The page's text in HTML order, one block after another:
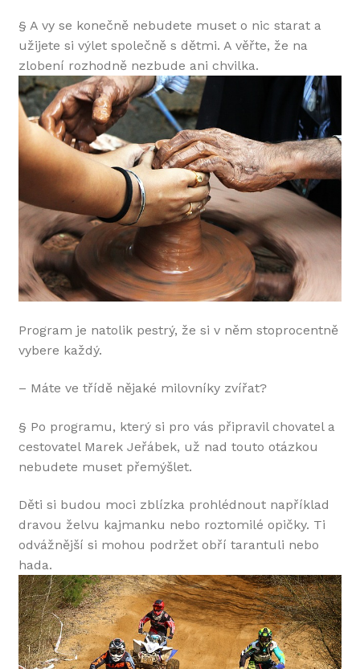
§ A vy se konečně nebudete muset o nic starat a
užijete si výlet společně s dětmi. A věřte, že na
zlobení rozhodně nezbude ani chvilka.
Program je natolik pestrý, že si v něm stoprocentně
vybere každý.
– Máte ve třídě nějaké milovníky zvířat?
§ Po programu, který si pro vás připravil chovatel a
cestovatel Marek Jeřábek, už nad touto otázkou
nebudete muset přemýšlet.
Děti si budou moci zblízka prohlédnout například
dravou želvu kajmanku nebo roztomilé opičky. Ti
odvážnější si mohou podržet obří tarantuli nebo
hada.